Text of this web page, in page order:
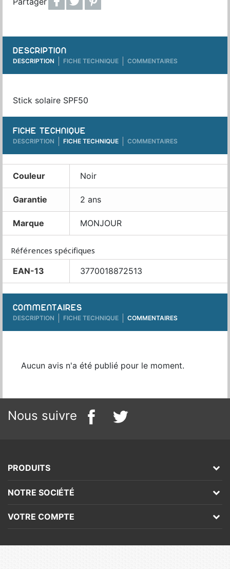
DESCRIPTION
DESCRIPTION FICHE TECHNIQUE COMMENTAIRES
Stick solaire SPF50
FICHE TECHNIQUE
DESCRIPTION FICHE TECHNIQUE COMMENTAIRES
Couleur Noir
Garantie 2 ans
Marque MONJOUR
Références spécifiques
EAN-13
3770018872513
COMMENTAIRES
DESCRIPTION FICHE TECHNIQUE COMMENTAIRES
Aucun avis n'a été publié pour le moment.
Nous suivre
PRODUITS
NOTRE SOCIÉTÉ
VOTRE COMPTE